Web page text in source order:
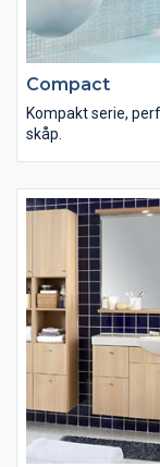
Compact
Kompakt serie,
skåp.